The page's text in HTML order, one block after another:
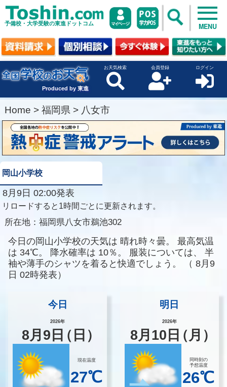
予備校・大学受験の東進ドットコム MENU
Produced by 東進
お天気検索 会員登録 ログイン
Home > 福岡県 > 八女市
岡山小学校
8月9日 02:00発表
リロードすると1時間ごとに更新されます。
所在地： 福岡県八女市鵜池302
今日の岡山小学校の天気は 晴れ時々曇。
最高気温
は 34℃。 降水確率は 10％。 服装については、
半
袖や薄手のシャツを着ると快適でしょう。
（ 8月9
日 02時発表）
今日
2026年
8月 9 日（日）
現在温度
27℃
明日
2026年
8月 10 日（月）
同時刻の
予想温度
26℃